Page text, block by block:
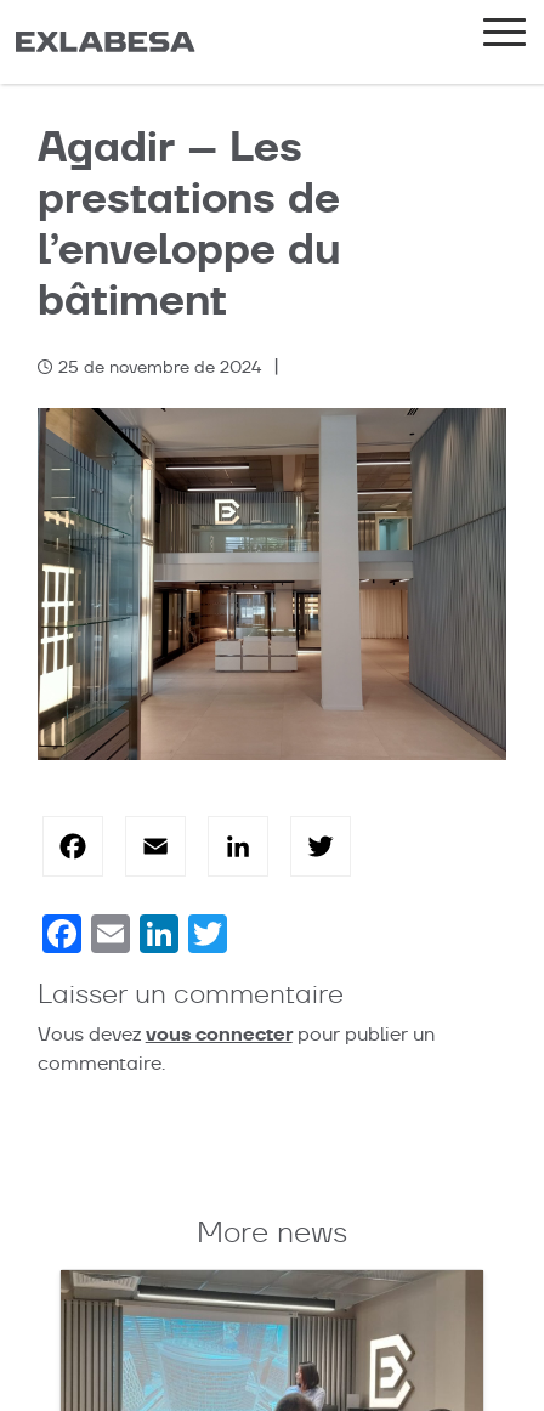
Agadir – Les
prestations de
l’enveloppe du
bâtiment
25 de novembre de 2024 |
Categories
Facebook
Email LinkedIn
Facebook
EmailLinkedIn
Twitter
Laisser un commentaire
Vous devezvous connecterpour publier un
commentaire.
More news